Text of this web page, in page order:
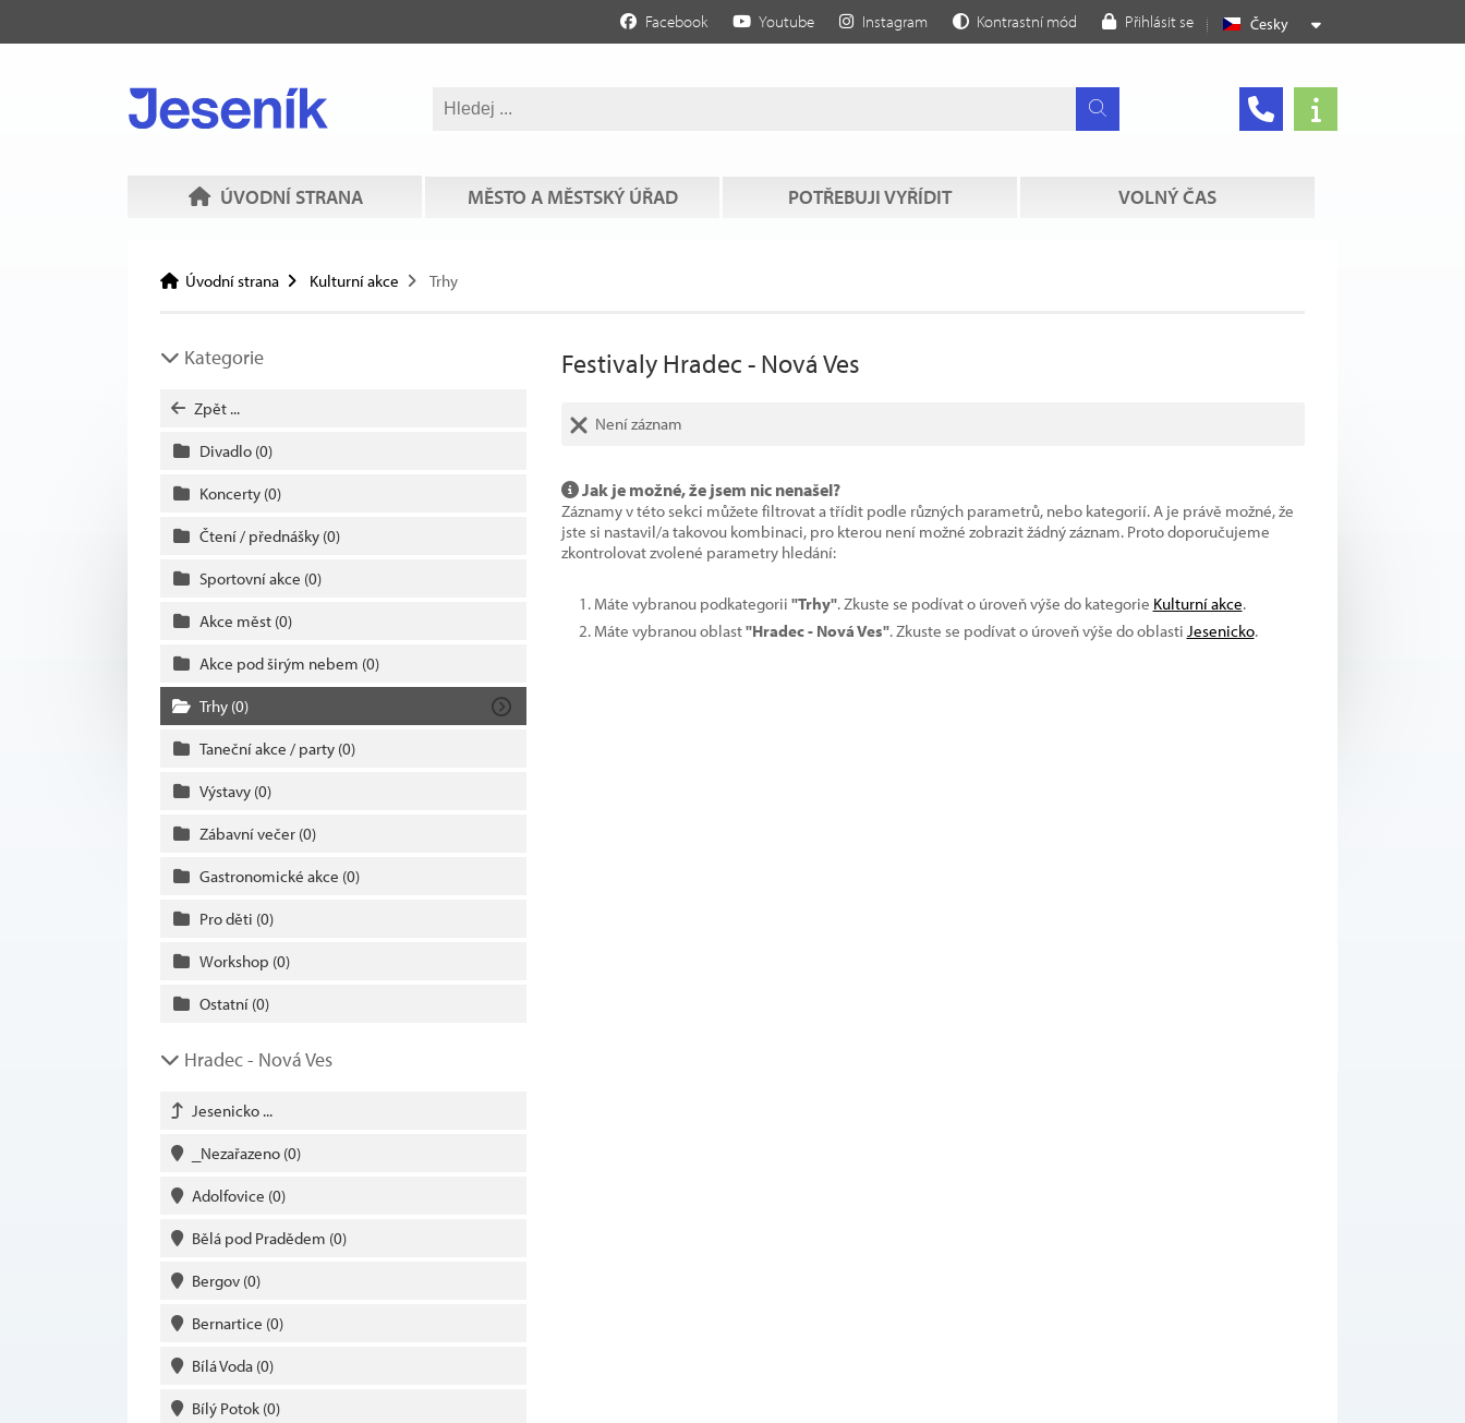
Česky
Facebook Youtube Instagram Kontrastní mód Přihlásit se
ÚVODNÍ STRANA MĚSTO A MĚSTSKÝ ÚŘAD POTŘEBUJI VYŘÍDIT VOLNÝ ČAS
Úvodní strana Kulturní akce Trhy
Kategorie
Zpět ...
Divadlo (0)
Koncerty (0)
Čtení / přednášky (0)
Sportovní akce (0)
Akce měst (0)
Akce pod širým nebem (0)
Trhy (0)
Taneční akce / party (0)
Výstavy (0)
Zábavní večer (0)
Gastronomické akce (0)
Pro děti (0)
Workshop (0)
Ostatní (0)
Hradec - Nová Ves
Jesenicko ...
_Nezařazeno (0)
Adolfovice (0)
Bělá pod Pradědem (0)
Bergov (0)
Bernartice (0)
Bílá Voda (0)
Bílý Potok (0)
Festivaly Hradec - Nová Ves
Není záznam
Jak je možné, že jsem nic nenašel?
Záznamy v této sekci můžete filtrovat a třídit podle různých parametrů, nebo kategorií. A je právě možné, že
jste si nastavil/a takovou kombinaci, pro kterou není možné zobrazit žádný záznam. Proto doporučujeme
zkontrolovat zvolené parametry hledání:
Máte vybranou podkategorii "Trhy". Zkuste se podívat o úroveň výše do kategorie Kulturní akce.
Máte vybranou oblast"Hradec - Nová Ves". Zkuste se podívat o úroveň výše do oblasti Jesenicko.